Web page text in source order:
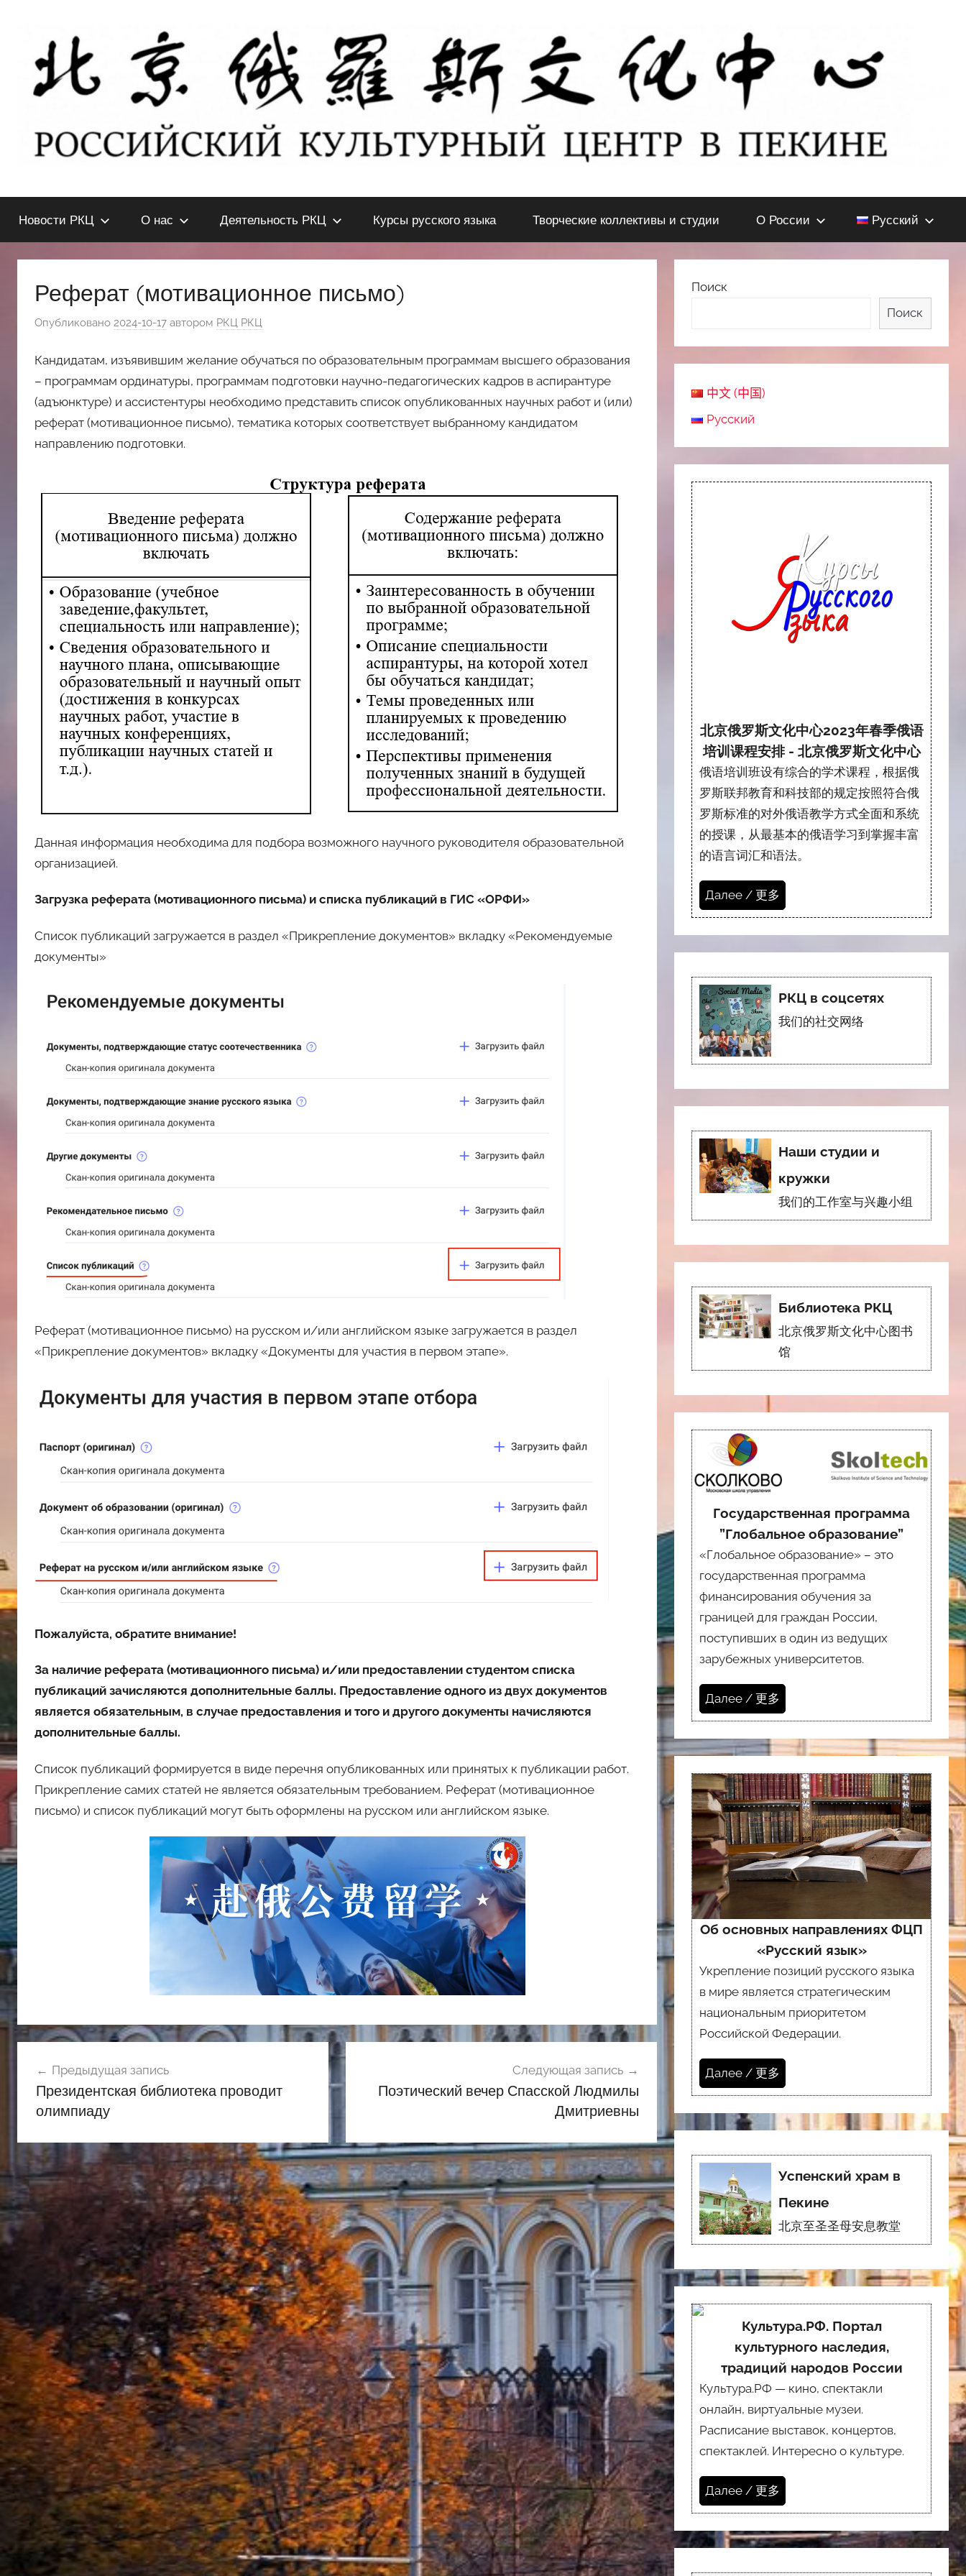
содержимому
北
京
罗
斯
文
化
КУЛЬТУРНЫЙ
ЦЕНТР
ПЕКИНЕ
Новости РКЦ О нас Деятельность РКЦ Курсы русского языка Творческие коллективы и студии О России Русский
Реферат (мотивационное письмо)
Опубликовано 2024-10-17 автором РКЦ РКЦ
Кандидатам, изъявившим желание обучаться по образовательным программам высшего образования
– программам ординатуры, программам подготовки научно-педагогических кадров в аспирантуре
(адъюнктуре) и ассистентуры необходимо представить список опубликованных научных работ и (или)
реферат (мотивационное письмо), тематика которых соответствует выбранному кандидатом
направлению подготовки.
Данная информация необходима для подбора возможного научного руководителя образовательной
организацией.
Загрузка реферата (мотивационного письма) и списка публикаций в ГИС «ОРФИ»
Список публикаций загружается в раздел «Прикрепление документов» вкладку «Рекомендуемые
документы»
Реферат (мотивационное письмо) на русском и/или английском языке загружается в раздел
«Прикрепление документов» вкладку «Документы для участия в первом этапе».
Пожалуйста, обратите внимание!
За наличие реферата (мотивационного письма) и/или предоставлении студентом списка
публикаций зачисляются дополнительные баллы. Предоставление одного из двух документов
является обязательным, в случае предоставления и того и другого документы начисляются
дополнительные баллы.
Список публикаций формируется в виде перечня опубликованных или принятых к публикации работ.
Прикрепление самих статей не является обязательным требованием. Реферат (мотивационное
письмо) и список публикаций могут быть оформлены на русском или английском языке.
по
записям
Предыдущая запись
Президентская библиотека проводит
олимпиаду
Следующая запись
Поэтический вечер Спасской Людмилы
Дмитриевны
Поиск
Поиск
中文 (中国)
Русский
北京俄罗斯文化中心2023年春季俄语
培训课程安排 - 北京俄罗斯文化中心
俄语培训班设有综合的学术课程，根据俄
罗斯联邦教育和科技部的规定按照符合俄
罗斯标准的对外俄语教学方式全面和系统
的授课，从最基本的俄语学习到掌握丰富
的语言词汇和语法。
Далее / 更多
РКЦ в соцсетях
我们的社交网络
Наши студии и
кружки
我们的工作室与兴趣小组
Библиотека РКЦ
北京俄罗斯文化中心图书
馆
Государственная программа
”Глобальное образование”
«Глобальное образование» – это
государственная программа
финансирования обучения за
границей для граждан России,
поступивших в один из ведущих
зарубежных университетов.
Далее / 更多
Об основных направлениях ФЦП
«Русский язык»
Укрепление позиций русского языка
в мире является стратегическим
национальным приоритетом
Российской Федерации.
Далее / 更多
Успенский храм в
Пекине
北京至圣圣母安息教堂
Культура.РФ. Портал
культурного наследия,
традиций народов России
Культура.РФ — кино, спектакли
онлайн, виртуальные музеи.
Расписание выставок, концертов,
спектаклей. Интересно о культуре.
Далее / 更多